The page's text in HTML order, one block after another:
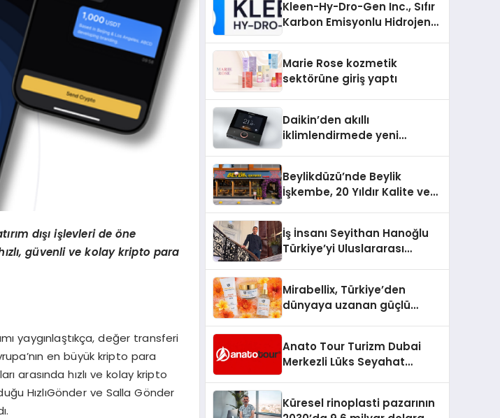
ırım dışıişlevleri de öne
ızlı, güvenli ve kolay kripto para
yaygınlaştıkça, değer transferi
en büyük kripto para
arasında hızlı ve kolay kripto
HızlıGönder ve Salla Gönder
Kleen-Hy-Dro-Gen Inc., Sıfır
Karbon Emisyonlu Hidrojen
Aldı
Marie Rose kozmetik
sektörüne giriş yaptı
Daikin’den akıllı
iklimlendirmede yeni
Beylikdüzü’nde Beylik
İşkembe, 20 Yıldır Kalite ve
İş İnsanı Seyithan Hanoğlu
Türkiye’yi Uluslararası
Mirabellix, Türkiye’den
dünyaya uzanan güçlü
Anato Tour Turizm Dubai
Merkezli Lüks Seyahat
Küresel rinoplasti pazarının